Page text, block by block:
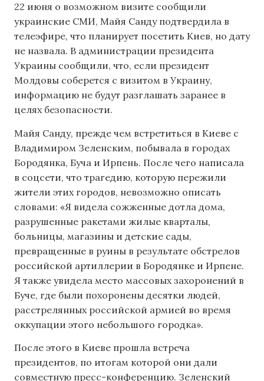
22 июня о возможном визите сообщили
украинские СМИ, Майя Санду подтвердила в
телеэфире, что планирует посетить Киев, но дату
не назвала. В администрации президента
Украины сообщили, что, если президент
Молдовы соберется с визитом в Украину,
информацию не будут разглашать заранее в
целях безопасности.
Майя Санду, прежде чем встретиться в Киеве с
Владимиром Зеленским, побывала в городах
Бородянка, Буча и Ирпень. После чего написала
в соцсети, что трагедию, которую пережили
жители этих городов, невозможно описать
словами: «Я видела сожженные дотла дома,
разрушенные ракетами жилые кварталы,
больницы, магазины и детские сады,
превращенные в руины в результате обстрелов
российской артиллерии в Бородянке и Ирпене.
Я также увидела место массовых захоронений в
Буче, где были похоронены десятки людей,
расстрелянных российской армией во время
оккупации этого небольшого городка».
После этого в Киеве прошла встреча
президентов, по итогам которой они дали
совместную пресс-конференцию. Зеленский